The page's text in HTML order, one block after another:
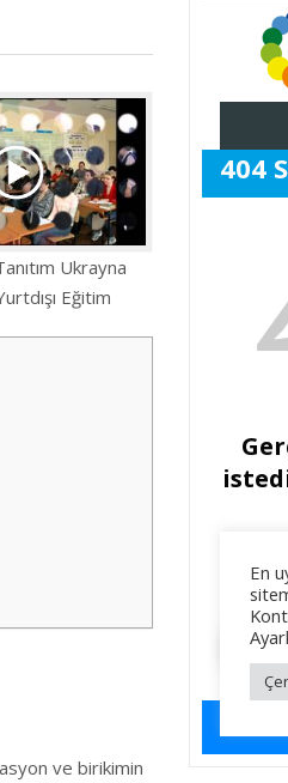
Ukrayna
Eğitim
ve birikimin